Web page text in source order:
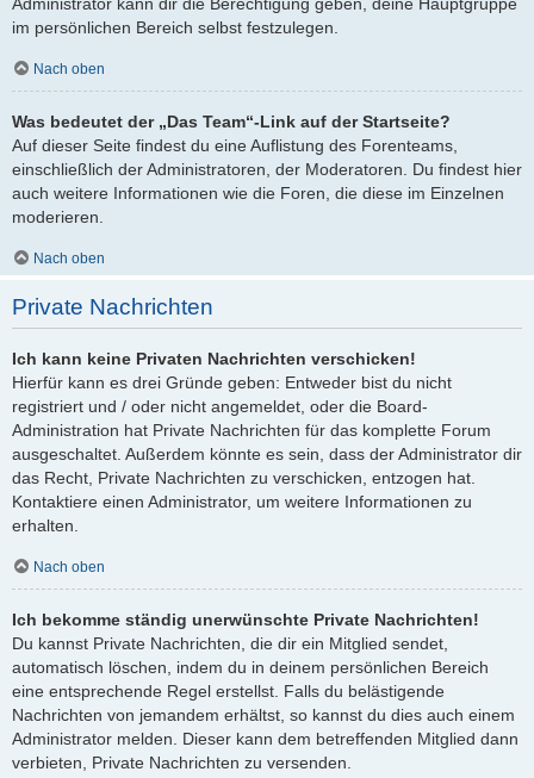
im persönlichen Bereich selbst festzulegen.
Nach oben
Was bedeutet der „Das Team“-Link auf der Startseite?
Auf dieser Seite findest du eine Auflistung des Forenteams,
einschließlich der Administratoren, der Moderatoren. Du findest hier
auch weitere Informationen wie die Foren, die diese im Einzelnen
moderieren.
Nach oben
Private Nachrichten
Ich kann keine Privaten Nachrichten verschicken!
Hierfür kann es drei Gründe geben: Entweder bist du nicht
registriert und / oder nicht angemeldet, oder die Board-
Administration hat Private Nachrichten für das komplette Forum
ausgeschaltet. Außerdem könnte es sein, dass der Administrator dir
das Recht, Private Nachrichten zu verschicken, entzogen hat.
Kontaktiere einen Administrator, um weitere Informationen zu
erhalten.
Nach oben
Ich bekomme ständig unerwünschte Private Nachrichten!
Du kannst Private Nachrichten, die dir ein Mitglied sendet,
automatisch löschen, indem du in deinem persönlichen Bereich
eine entsprechende Regel erstellst. Falls du belästigende
Nachrichten von jemandem erhältst, so kannst du dies auch einem
Administrator melden. Dieser kann dem betreffenden Mitglied dann
verbieten, Private Nachrichten zu versenden.